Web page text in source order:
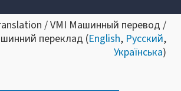
/ VMI Машинный перевод /
переклад (English, Русский,
Українська)